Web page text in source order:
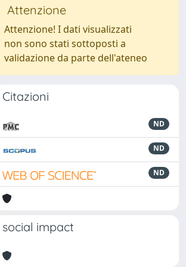
Attenzione
Attenzione! I dati visualizzati
non sono stati sottoposti a
validazione da parte dell'ateneo
Citazioni
ND
ND
ND
social impact